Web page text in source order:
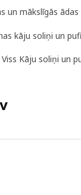
un mākslīgās
kāju soliņi un pufi
Viss Kāju soliņi un